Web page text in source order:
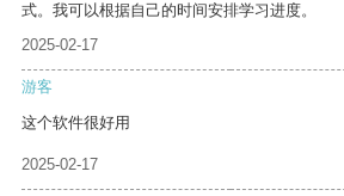
式。我可以根据自己的时间安排学习进度。
2025-02-17
游客
这个软件很好用
2025-02-17